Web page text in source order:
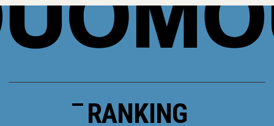
RANKING